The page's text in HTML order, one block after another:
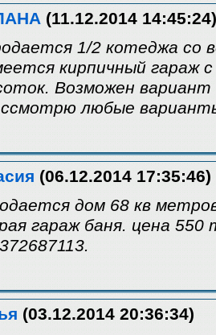
(11.12.2014 14:45:24)
1/2 котеджа со
кирпичный гараж
Возможен
любые
(06.12.2014 17:35:46)
дом 68 кв
гараж баня. цена
(03.12.2014 20:36:34)